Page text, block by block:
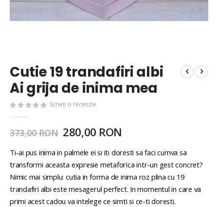
Cutie 19 trandafiri albi
Ai grija de inima mea
Scrieți o recenzie
373,00 RON 280,00 RON
Ti-ai pus inima in palmele ei si iti doresti sa faci cumva sa
transformi aceasta expresie metaforica intr-un gest concret?
Nimic mai simplu: cutia in forma de inima roz plina cu 19
trandafiri albi este mesagerul perfect. In momentul in care va
primi acest cadou va intelege ce simti si ce-ti doresti.